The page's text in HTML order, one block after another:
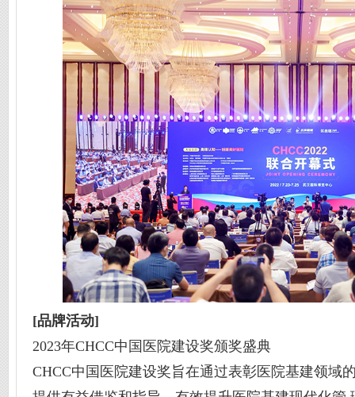
[品牌活动]
2023年CHCC中国医院建设奖颁奖盛典
CHCC中国医院建设奖旨在通过表彰医院基建领域